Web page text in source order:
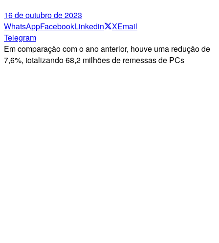
16 de outubro de 2023
WhatsAppFacebookLinkedin XEmail
Telegram
Em comparação com o ano anterior, houve uma redução de
7,6%, totalizando 68,2 milhões de remessas de PCs